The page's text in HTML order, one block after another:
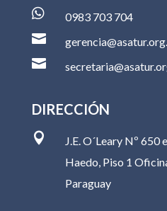
 0983 703 704


DIRECCIÓN

J.E. O´Leary Nº 650
Haedo, Piso 1
Paraguay